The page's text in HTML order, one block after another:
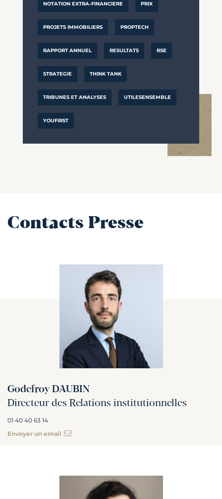
NOTATION EXTRA-FINANCIERE PRIX
PROJETS IMMOBILIERS PROPTECH
RAPPORT ANNUEL RESULTATS RSE
STRATEGIE THINK TANK
TRIBUNES ET ANALYSES UTILESENSEMBLE
YOUFIRST
Contacts Presse
Godefroy DAUBIN
Directeur des Relations institutionnelles
01 40 40 63 14
Envoyer un email